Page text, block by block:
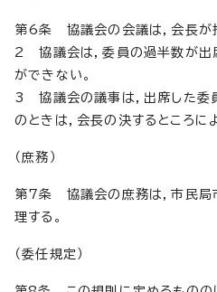
第6条 協議会の会議は，会長が
2 協議会は，委員の過半数が出
ができない。
3 協議会の議事は，出席した委
のときは，会長の決するところによ
（庶務）
第7条 協議会の庶務は，市民局
理する。
（委任規定）